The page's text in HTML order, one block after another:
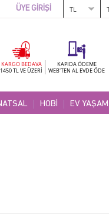
ÜYE GİRİŞİ
KARGO BEDAVA
1450 TL VE ÜZERİ
KAPIDA ÖDEME
WEB'TEN AL EVDE ÖDE
HOBİ EV YAŞAM